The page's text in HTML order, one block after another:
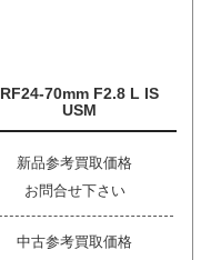
RF24-70mm F2.8 L IS
USM
新品参考買取価格
お問合せ下さい
中古参考買取価格